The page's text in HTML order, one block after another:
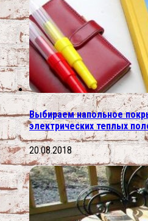
Выбираем напольное
электрических теплых
20.08.2018